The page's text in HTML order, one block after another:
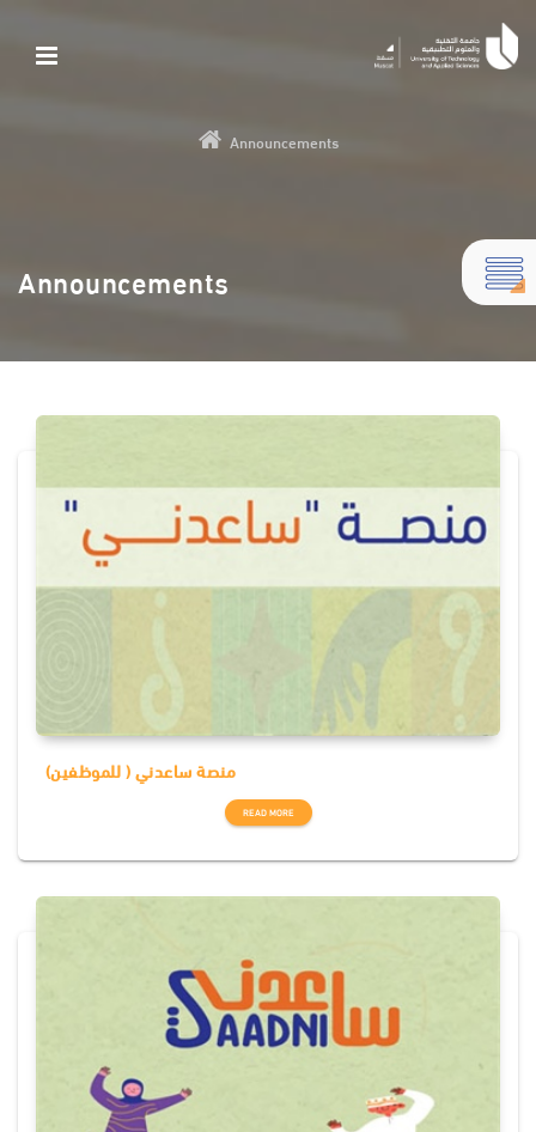
Announcements
Announcements
منصة ساعدني ( للموظفين)
READ MORE